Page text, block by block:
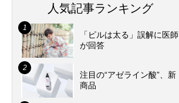
人気記事ランキング
「ピルは太る」誤解に医師
が回答
注目の“アゼライン酸”、新
商品